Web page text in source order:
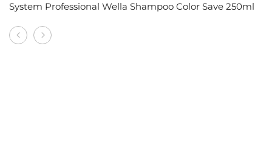
System Professional Wella Shampoo Color Save 250ml
Produto
System
System